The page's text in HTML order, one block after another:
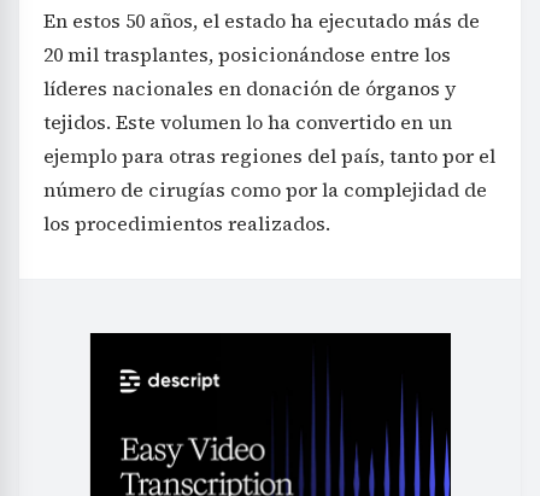
En estos 50 años, el estado ha ejecutado más de
20 mil trasplantes, posicionándose entre los
líderes nacionales en donación de órganos y
tejidos. Este volumen lo ha convertido en un
ejemplo para otras regiones del país, tanto por el
número de cirugías como por la complejidad de
los procedimientos realizados.